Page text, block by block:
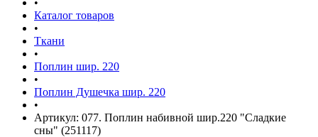
•
Каталог товаров
•
Ткани
•
Поплин шир. 220
•
Поплин Душечка шир. 220
•
Артикул: 077. Поплин набивной шир.220 "Сладкие
сны" (251117)